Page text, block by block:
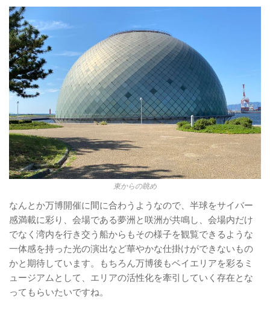
東からの眺め
なんとか万博開催に間に合わうようなので、半球をサイバー
感満載に彩り、会場である夢洲と咲洲が共鳴し、会場内だけ
でなく湾内を行き交う船からもその様子を観覧できるような
一体感を持った光の演出など華やかな仕掛けができないもの
かと期待しています。もちろん万博後もベイエリアを彩るミ
ュージアムとして、エリアの活性化を牽引していく存在とな
ってもらいたいですね。